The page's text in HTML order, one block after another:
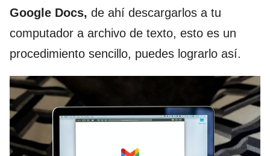
Google Docs, de ahí descargarlos a tu
computador a archivo de texto, esto es un
procedimiento sencillo, puedes lograrlo así.